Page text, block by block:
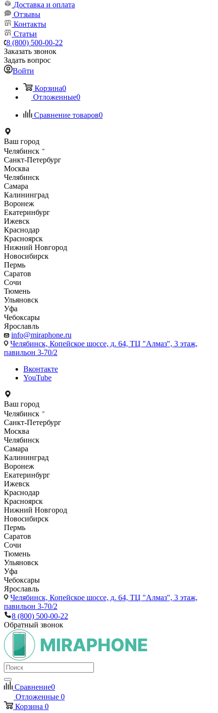
Доставка и оплата
Отзывы
Контакты
Статьи
8 (800) 500-00-22
Заказать звонок
Задать вопрос
Войти
Корзина0
Отложенные0
Сравнение товаров0
Ваш город
Челябинск
Санкт-Петербург
Москва
Челябинск
Самара
Калининград
Воронеж
Екатеринбург
Ижевск
Краснодар
Красноярск
Нижний Новгород
Новосибирск
Пермь
Саратов
Сочи
Тюмень
Ульяновск
Уфа
Чебоксары
Ярославль
info@miraphone.ru
Челябинск, Копейское шоссе, д. 64, ТЦ "Алмаз", 3 этаж,
павильон 3-70/2
Вконтакте
YouTube
Ваш город
Челябинск
Санкт-Петербург
Москва
Челябинск
Самара
Калининград
Воронеж
Екатеринбург
Ижевск
Краснодар
Красноярск
Нижний Новгород
Новосибирск
Пермь
Саратов
Сочи
Тюмень
Ульяновск
Уфа
Чебоксары
Ярославль
Челябинск, Копейское шоссе, д. 64, ТЦ "Алмаз", 3 этаж,
павильон 3-70/2
8 (800) 500-00-22
Обратный звонок
Сравнение0
Отложенные 0
Корзина 0